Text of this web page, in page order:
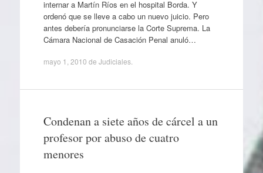
internar a Martín Ríos en el hospital Borda. Y
ordenó que se lleve a cabo un nuevo juicio. Pero
antes debería pronunciarse la Corte Suprema. La
Cámara Nacional de Casación Penal anuló…
mayo 1, 2010 de Judiciales.
Condenan a siete años de cárcel a un
profesor por abuso de cuatro
menores